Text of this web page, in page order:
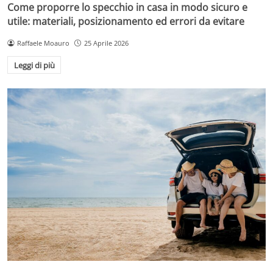
Come proporre lo specchio in casa in modo sicuro e
utile: materiali, posizionamento ed errori da evitare
Raffaele Moauro 25 Aprile 2026
Leggi di più